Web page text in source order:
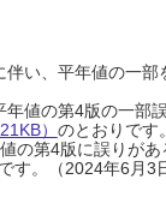
い、平年値の一部
値の第4版の一部
） のとおりです
の第4版に誤りが
す。（2024年6月3